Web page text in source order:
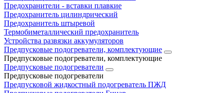
Предохранители - вставки плавкие
Предохранитель цилиндрический
Предохранитель штыревой
Термобиметаллический предохранитель
Устройства развязки аккумуляторов
Предпусковые подогреватели, комплектующие
Предпусковые подогреватели, комплектующие
Предпусковые подогреватели
Предпусковые подогреватели
Предпусковой жидкостный подогреватель ПЖД